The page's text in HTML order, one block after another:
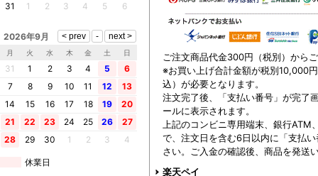
ご注文商品代金300円（税別）から
※お買い上げ合計金額が税別10,000
込）が必要となります。
注文完了後、「支払い番号」が完了
ールに表示されます。
上記のコンビニ専用端末、銀行
で、注文日を含む6日以内に「支払
さい。ご入金の確認後、商品を発送
楽天ペイ
31
1 2 3 4 5 6
2026年9月
月 火 水 木 金 土 日
31 1 2 3 4 5
6
7
8 9 10 11 12
13
14
15 16 17 18 19
20
21
22 23 24 25 26
27
28
29 30 1 2 3 4
休業日